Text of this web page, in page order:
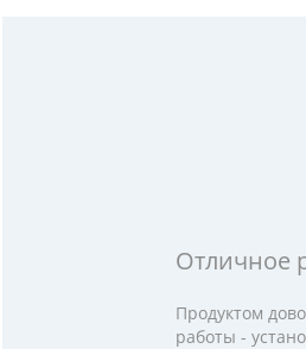
Отличное
Продуктом
работы -